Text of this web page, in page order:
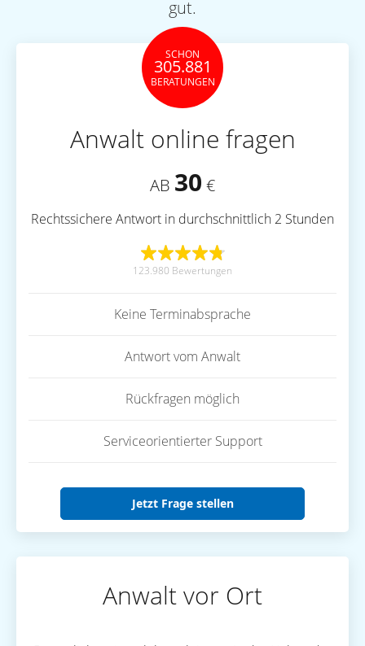
gut.
SCHON
305.881
BERATUNGEN
Anwalt online fragen
AB 30 €
Rechtssichere Antwort in durchschnittlich 2 Stunden
123.980 Bewertungen
Keine Terminabsprache
Antwort vom Anwalt
Rückfragen möglich
Serviceorientierter Support
Jetzt Frage stellen
Anwalt vor Ort